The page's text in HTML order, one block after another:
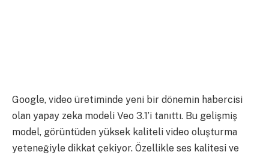
Google, video üretiminde yeni bir dönemin habercisi
olan yapay zeka modeli Veo 3.1’i tanıttı. Bu gelişmiş
model, görüntüden yüksek kaliteli video oluşturma
yeteneğiyle dikkat çekiyor. Özellikle ses kalitesi ve